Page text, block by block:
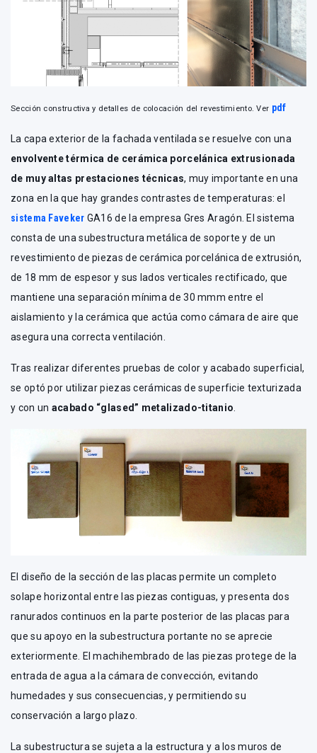
Sección constructiva y detalles de colocación del revestimiento. Ver pdf
La capa exterior de la fachada ventilada se resuelve con una
envolvente térmica de cerámica porcelánica extrusionada
de muy altas prestaciones técnicas, muy importante en una
zona en la que hay grandes contrastes de temperaturas: el
sistema Faveker GA16 de la empresa Gres Aragón. El sistema
consta de una subestructura metálica de soporte y de un
revestimiento de piezas de cerámica porcelánica de extrusión,
de 18 mm de espesor y sus lados verticales rectificado, que
mantiene una separación mínima de 30 mmm entre el
aislamiento y la cerámica que actúa como cámara de aire que
asegura una correcta ventilación.
Tras realizar diferentes pruebas de color y acabado superficial,
se optó por utilizar piezas cerámicas de superficie texturizada
y con un acabado “glased” metalizado-titanio
El diseño de la sección de las placas permite un completo
solape horizontal entre las piezas contiguas, y presenta dos
ranurados continuos en la parte posterior de las placas para
que su apoyo en la subestructura portante no se aprecie
exteriormente. El machihembrado de las piezas protege de la
entrada de agua a la cámara de convección, evitando
humedades y sus consecuencias, y permitiendo su
conservación a largo plazo.
La subestructura se sujeta a la estructura y a los muros de